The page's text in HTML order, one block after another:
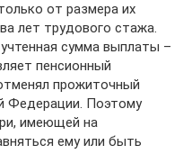
от размера их
лет трудового стажа.
сумма выплаты –
пенсионный
прожиточный
Федерации. Поэтому
имеющей на
ему или быть